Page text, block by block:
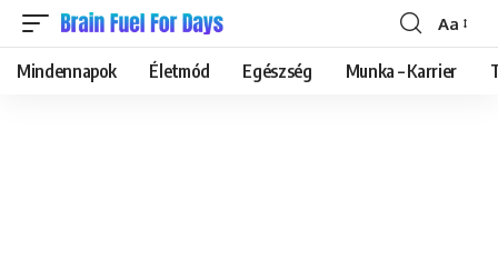
Font
Resizer
Aa
Mindennapok Életmód Egészség Munka – Karrier